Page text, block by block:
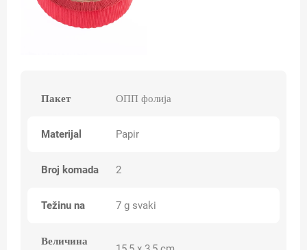
Пакет ОПП фолија
Materijal Papir
Broj komada 2
Težinu na 7 g svaki
Величина